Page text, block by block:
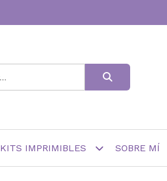
KITS IMPRIMIBLES SOBRE MÍ